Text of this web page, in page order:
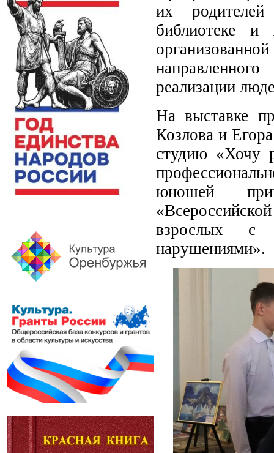
их
библиотеке и
реализации
На выставке
Козлова и
студию «Хочу
юношей
взрослых с
нарушениями».